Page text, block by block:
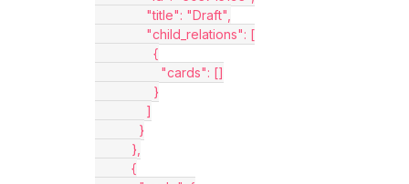
              "title": "Draft",
              "child_relations": [
                {
                  "cards": []
                }
              ]
            }
          },
          {